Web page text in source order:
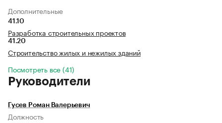
Дополнительные
41.10
Разработка строительных проектов
41.20
Строительство жилых и нежилых зданий
Посмотреть все (41)
Руководители
Гусев Роман Валерьевич
Должность